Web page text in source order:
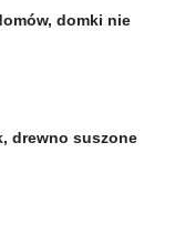
domki nie
drewno suszone